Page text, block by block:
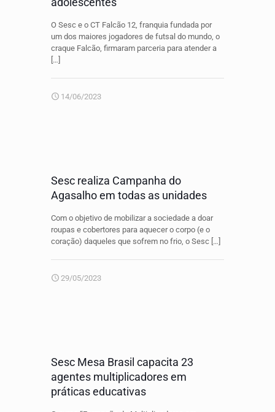
O Sesc e o CT Falcão 12, franquia fundada por
um dos maiores jogadores de futsal do mundo, o
craque Falcão, firmaram parceria para atender a
[…]
14/06/2023
Sesc realiza Campanha do
Agasalho em todas as unidades
Com o objetivo de mobilizar a sociedade a doar
roupas e cobertores para aquecer o corpo (e o
coração) daqueles que sofrem no frio, o Sesc […]
29/05/2023
Sesc Mesa Brasil capacita 23
agentes multiplicadores em
práticas educativas